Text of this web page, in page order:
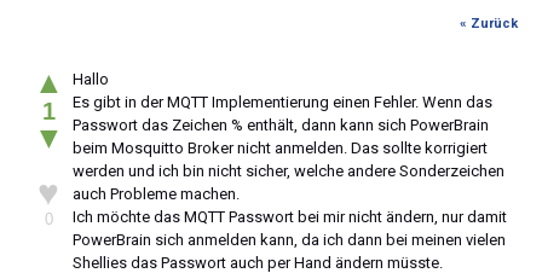
« Zurück
▲
1
▼
♥
0
Hallo
Es gibt in der MQTT Implementierung einen Fehler. Wenn das
Passwort das Zeichen % enthält, dann kann sich PowerBrain
beim Mosquitto Broker nicht anmelden. Das sollte korrigiert
werden und ich bin nicht sicher, welche andere Sonderzeichen
auch Probleme machen.
Ich möchte das MQTT Passwort bei mir nicht ändern, nur damit
PowerBrain sich anmelden kann, da ich dann bei meinen vielen
Shellies das Passwort auch per Hand ändern müsste.